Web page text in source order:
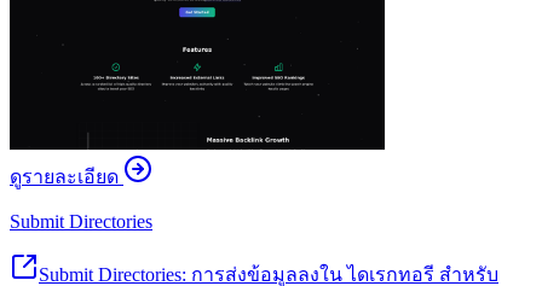
ดูรายละเอียด
Submit Directories
Submit Directories: การส่งข้อมูลลงใน ไดเรกทอรี สำหรับ